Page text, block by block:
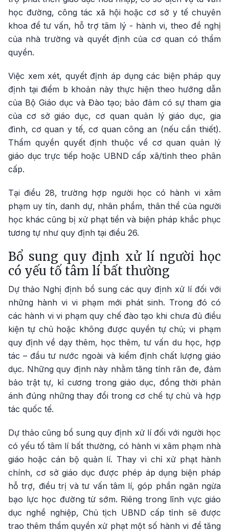
học đường, công tác xã hội hoặc cơ sở y tế chuyên
khoa để tư vấn, hỗ trợ tâm lý - hành vi, theo đề nghị
của nhà trường và quyết định của cơ quan có thẩm
quyền.
Việc xem xét, quyết định áp dụng các biện pháp quy
định tại điểm b khoản này thực hiện theo hướng dẫn
của Bộ Giáo dục và Đào tạo; bảo đảm có sự tham gia
của cơ sở giáo dục, cơ quan quản lý giáo dục, gia
đình, cơ quan y tế, cơ quan công an (nếu cần thiết).
Thẩm quyền quyết định thuộc về cơ quan quản lý
giáo dục trực tiếp hoặc UBND cấp xã/tỉnh theo phân
cấp.
Tại điều 28, trường hợp người học có hành vi xâm
phạm uy tín, danh dự, nhân phẩm, thân thể của người
học khác cũng bị xử phạt tiền và biện pháp khắc phục
tương tự như quy định tại điều 26.
Bổ sung quy định xử lí người học
có yếu tố tâm lí bất thường
Dự thảo Nghị định bổ sung các quy định xử lí đối với
những hành vi vi phạm mới phát sinh. Trong đó có
các hành vi vi phạm quy chế đào tạo khi chưa đủ điều
kiện tự chủ hoặc không được quyền tự chủ; vi phạm
quy định về dạy thêm, học thêm, tư vấn du học, hợp
tác – đầu tư nước ngoài và kiểm định chất lượng giáo
dục. Những quy định này nhằm tăng tính răn đe, đảm
bảo trật tự, kỉ cương trong giáo dục, đồng thời phản
ánh đúng những thay đổi trong cơ chế tự chủ và hợp
tác quốc tế.
Dự thảo cũng bổ sung quy định xử lí đối với người học
có yếu tố tâm lí bất thường, có hành vi xâm phạm nhà
giáo hoặc cán bộ quản lí. Thay vì chỉ xử phạt hành
chính, cơ sở giáo dục được phép áp dụng biện pháp
hỗ trợ, điều trị và tư vấn tâm lí, góp phần ngăn ngừa
bạo lực học đường từ sớm. Riêng trong lĩnh vực giáo
dục nghề nghiệp, Chủ tịch UBND cấp tỉnh sẽ được
trao thêm thẩm quyền xử phạt một số hành vi để tăng